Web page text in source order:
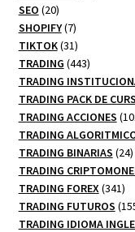
SEO 2020
productos
SHOPIFY 77
productos
TIKTOK 3131
productos
TRADING 443443
TRADING
TRADING PACK DE
TRADING ACCIONES
TRADING
TRADING BINARIAS 2424
TRADING
TRADING FOREX 341341
TRADING FUTUROS
TRADING IDIOMA